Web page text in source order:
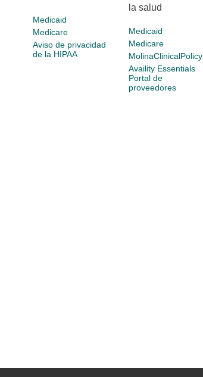
Medicaid
Medicare
Aviso de privacidad
de la HIPAA
la salud
Medicaid
Medicare
MolinaClinicalPolicy
Availity Essentials
Portal de
proveedores